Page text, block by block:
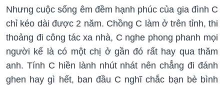
Nhưng cuộc sống êm đềm hạnh phúc của gia đình C
chỉ kéo dài được 2 năm. Chồng C làm ở trên tỉnh, thi
thoảng đi công tác xa nhà, C nghe phong phanh mọi
người kể là có một chị ở gần đó rất hay qua thăm
anh. Tính C hiền lành nhút nhát nên chẳng đi đánh
ghen hay gì hết, ban đầu C nghĩ chắc bạn bè bình